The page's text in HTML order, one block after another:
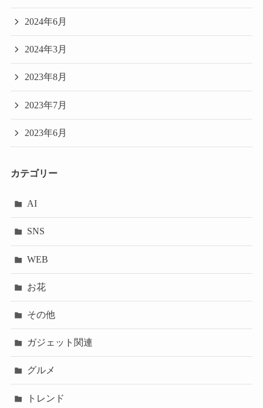
2024年6月
2024年3月
2023年8月
2023年7月
2023年6月
カテゴリー
AI
SNS
WEB
お花
その他
ガジェット関連
グルメ
トレンド